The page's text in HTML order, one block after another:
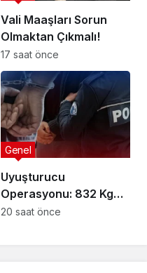
Vali Maaşları Sorun
Olmaktan Çıkmalı!
17 saat önce
Uyuşturucu
Operasyonu: 832 Kg
Madde Ele Geçirildi!
Genel
20 saat önce